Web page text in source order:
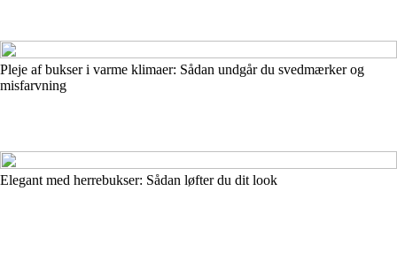
Pleje af bukser i varme klimaer: Sådan undgår du svedmærker og
misfarvning
Elegant med herrebukser: Sådan løfter du dit look